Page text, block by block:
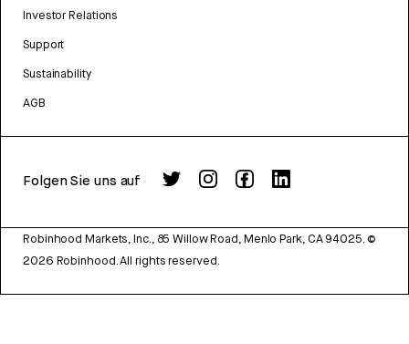
Investor Relations
Support
Sustainability
AGB
Folgen Sie uns auf
Robinhood Markets, Inc., 85 Willow Road, Menlo Park, CA 94025. ©
2026 Robinhood. All rights reserved.